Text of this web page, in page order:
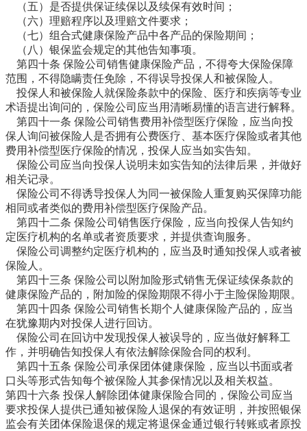
（五）是否提供保证续保以及续保有效时间；
（六）理赔程序以及理赔文件要求；
（七）组合式健康保险产品中各产品的保险期间；
（八）银保监会规定的其他告知事项。
第四十条 保险公司销售健康保险产品，不得夸大保险保障
范围，不得隐瞒责任免除，不得误导投保人和被保险人。
投保人和被保险人就保险条款中的保险、医疗和疾病等专业
术语提出询问的，保险公司应当用清晰易懂的语言进行解释。
第四十一条 保险公司销售费用补偿型医疗保险，应当向投
保人询问被保险人是否拥有公费医疗、基本医疗保险或者其他
费用补偿型医疗保险的情况，投保人应当如实告知。
保险公司应当向投保人说明未如实告知的法律后果，并做好
相关记录。
保险公司不得诱导投保人为同一被保险人重复购买保障功能
相同或者类似的费用补偿型医疗保险产品。
第四十二条 保险公司销售医疗保险，应当向投保人告知约
定医疗机构的名单或者资质要求，并提供查询服务。
保险公司调整约定医疗机构的，应当及时通知投保人或者被
保险人。
第四十三条 保险公司以附加险形式销售无保证续保条款的
健康保险产品的，附加险的保险期限不得小于主险保险期限。
第四十四条 保险公司销售长期个人健康保险产品的，应当
在犹豫期内对投保人进行回访。
保险公司在回访中发现投保人被误导的，应当做好解释工
作，并明确告知投保人有依法解除保险合同的权利。
第四十五条 保险公司承保团体健康保险，应当以书面或者
口头等形式告知每个被保险人其参保情况以及相关权益。
第四十六条 投保人解除团体健康保险合同的，保险公司应当
要求投保人提供已通知被保险人退保的有效证明，并按照银保
监会有关团体保险退保的规定将退保金通过银行转账或者原投